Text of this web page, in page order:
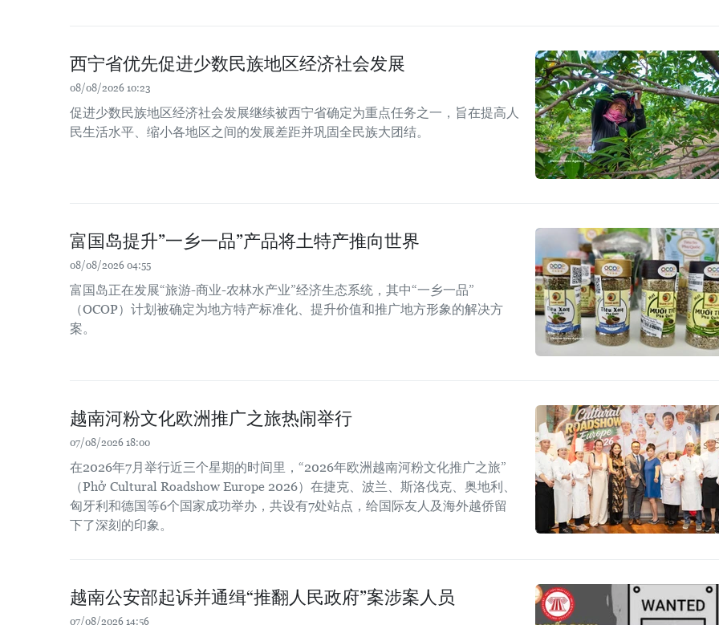
西宁省优先促进少数民族地区经济社会发展
08/08/2026 10:23
促进少数民族地区经济社会发展继续被西宁省确定为重点任务之一，旨在提高人
民生活水平、缩小各地区之间的发展差距并巩固全民族大团结。
富国岛提升”一乡一品”产品将土特产推向世界
08/08/2026 04:55
富国岛正在发展“旅游-商业-农林水产业”经济生态系统，其中“一乡一品”
（OCOP）计划被确定为地方特产标准化、提升价值和推广地方形象的解决方
案。
越南河粉文化欧洲推广之旅热闹举行
07/08/2026 18:00
在2026年7月举行近三个星期的时间里，“2026年欧洲越南河粉文化推广之旅”
（Phở Cultural Roadshow Europe 2026）在捷克、波兰、斯洛伐克、奥地利、
匈牙利和德国等6个国家成功举办，共设有7处站点，给国际友人及海外越侨留
下了深刻的印象。
越南公安部起诉并通缉“推翻人民政府”案涉案人员
07/08/2026 14:56